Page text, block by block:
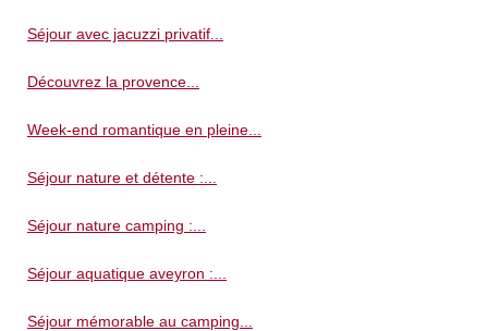
Séjour avec jacuzzi privatif...
Découvrez la provence...
Week-end romantique en pleine...
Séjour nature et détente :...
Séjour nature camping :...
Séjour aquatique aveyron :...
Séjour mémorable au camping...